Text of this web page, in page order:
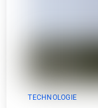
TECHNOLOGIE